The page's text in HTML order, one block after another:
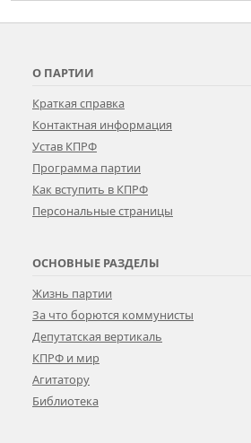
О ПАРТИИ
Краткая справка
Контактная информация
Устав КПРФ
Программа партии
Как вступить в КПРФ
Персональные страницы
ОСНОВНЫЕ РАЗДЕЛЫ
Жизнь партии
За что борются коммунисты
Депутатская вертикаль
КПРФ и мир
Агитатору
Библиотека